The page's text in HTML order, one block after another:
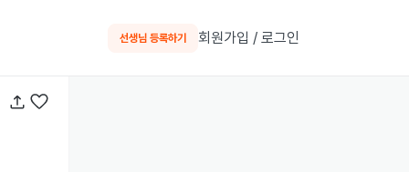
선생님 등록하기 회원가입 / 로그인